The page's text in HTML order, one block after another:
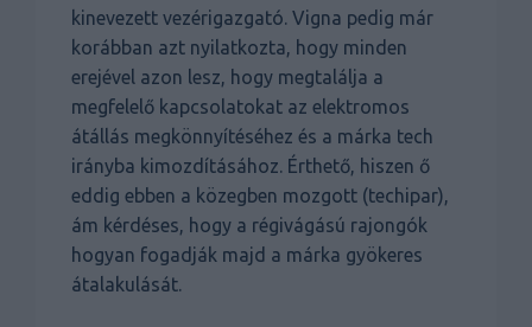
kinevezett vezérigazgató. Vigna pedig már
korábban azt nyilatkozta, hogy minden
erejével azon lesz, hogy megtalálja a
megfelelő kapcsolatokat az elektromos
átállás megkönnyítéséhez és a márka tech
irányba kimozdításához. Érthető, hiszen ő
eddig ebben a közegben mozgott (techipar),
ám kérdéses, hogy a régivágású rajongók
hogyan fogadják majd a márka gyökeres
átalakulását.